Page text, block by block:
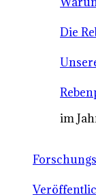
Die
im